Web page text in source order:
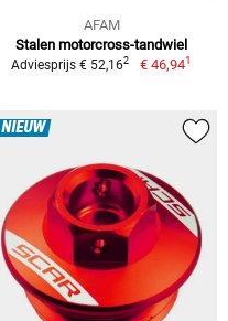
AFAM
Stalen motorcross-tandwiel
Adviesprijs € 52,162 € 46,941
NIEUW